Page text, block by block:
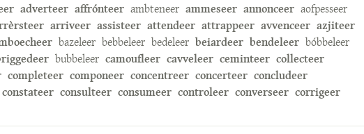
adverteer affrónteer ambteneer ammeseer annonceer aofpesseer
arriveer assisteer attendeer attrappeer avvenceer azjiteer
bazeleer bebbeleer bedeleer beiardeer bendeleer bóbbeleer
bubbeleer camoufleer cavveleer ceminteer collecteer
completeer componeer concentreer concerteer concludeer
constateer consulteer consumeer controleer converseer corrigeer